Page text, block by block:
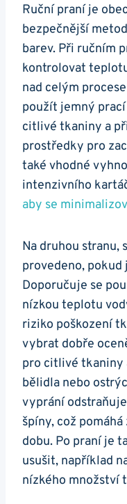
Ruční praní je
bezpečnější
barev. Při ručním
kontrolovat
nad celým
použít jemný
citlivé tkaniny a
prostředky pro
také vhodné
intenzivního
aby se
Na druhou stranu,
provedeno, pokud
Doporučuje se
nízkou teplotu
riziko poškození
vybrat dobře
pro citlivé tkaniny
bělidla nebo
vyprání
špíny, což
dobu. Po praní je
usušit, například
nízkého množství